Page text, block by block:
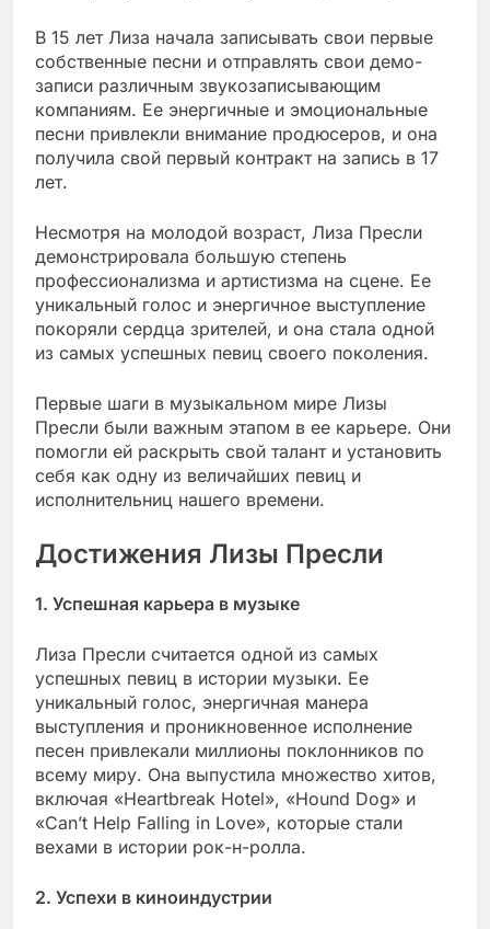
В 15 лет Лиза начала записывать свои первые
собственные песни и отправлять свои демо-
записи различным звукозаписывающим
компаниям. Ее энергичные и эмоциональные
песни привлекли внимание продюсеров, и она
получила свой первый контракт на запись в 17
лет.
Несмотря на молодой возраст, Лиза Пресли
демонстрировала большую степень
профессионализма и артистизма на сцене. Ее
уникальный голос и энергичное выступление
покоряли сердца зрителей, и она стала одной
из самых успешных певиц своего поколения.
Первые шаги в музыкальном мире Лизы
Пресли были важным этапом в ее карьере. Они
помогли ей раскрыть свой талант и установить
себя как одну из величайших певиц и
исполнительниц нашего времени.
Достижения Лизы Пресли
1. Успешная карьера в музыке
Лиза Пресли считается одной из самых
успешных певиц в истории музыки. Ее
уникальный голос, энергичная манера
выступления и проникновенное исполнение
песен привлекали миллионы поклонников по
всему миру. Она выпустила множество хитов,
включая «Heartbreak Hotel», «Hound Dog» и
«Can’t Help Falling in Love», которые стали
вехами в истории рок-н-ролла.
2. Успехи в киноиндустрии